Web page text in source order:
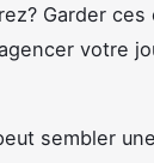
Garder
votre
sembler